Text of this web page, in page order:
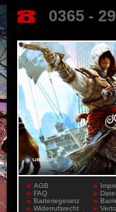
0365 -
AGB
FAQ
Batteriegesetz
Widerrufsrecht